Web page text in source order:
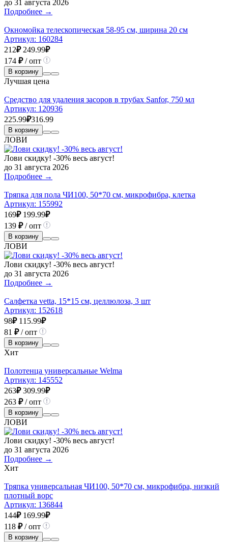
до 31 августа 2026
Подробнее →
Окномойка телескопическая 58-95 см, ширина 20 см
Артикул: 160284
212₽ 249.99₽
174 ₽/ опт
В корзину
Лучшая цена
Средство для удаления засоров в трубах Sanfor, 750 мл
Артикул: 120936
225.99₽316.99
В корзину
ЛОВИ
Лови скидку! -30% весь август!
до 31 августа 2026
Подробнее →
Тряпка для пола ЧИ100, 50*70 см, микрофибра, клетка
Артикул: 155992
169₽ 199.99₽
139 ₽/ опт
В корзину
ЛОВИ
Лови скидку! -30% весь август!
до 31 августа 2026
Подробнее →
Салфетка vetta, 15*15 см, целлюлоза, 3 шт
Артикул: 152618
98₽ 115.99₽
81 ₽/ опт
В корзину
Хит
Полотенца универсальные Welma
Артикул: 145552
263₽ 309.99₽
263 ₽/ опт
В корзину
ЛОВИ
Лови скидку! -30% весь август!
до 31 августа 2026
Подробнее →
Хит
Тряпка универсальная ЧИ100, 50*70 см, микрофибра, низкий
плотный ворс
Артикул: 136844
144₽ 169.99₽
118 ₽/ опт
В корзину